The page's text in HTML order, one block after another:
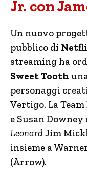
Jr. con
Un nuovo
pubblico di
streaming ha
Sweet Tooth
personaggi
Vertigo. La
e Susan
Leonard Jim
insieme a
(Arrow).